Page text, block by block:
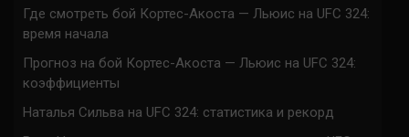
Где смотреть бой Кортес-Акоста — Льюис на UFC 324:
время начала
Прогноз на бой Кортес-Акоста — Льюис на UFC 324:
коэффициенты
Наталья Сильва на UFC 324: статистика и рекорд